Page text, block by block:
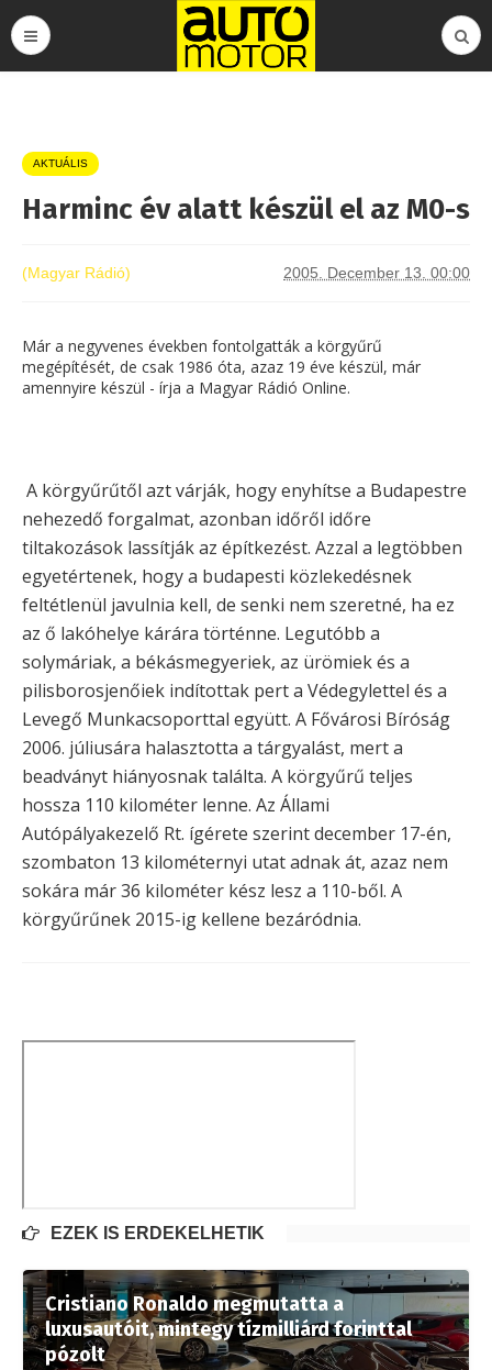
AKTUÁLIS
Harminc év alatt készül el az M0-s
(Magyar Rádió) 2005. December 13. 00:00
Már a negyvenes években fontolgatták a körgyűrű
megépítését, de csak 1986 óta, azaz 19 éve készül, már
amennyire készül - írja a Magyar Rádió Online.
A körgyűrűtől azt várják, hogy enyhítse a Budapestre
nehezedő forgalmat, azonban időről időre
tiltakozások lassítják az építkezést. Azzal a legtöbben
egyetértenek, hogy a budapesti közlekedésnek
feltétlenül javulnia kell, de senki nem szeretné, ha ez
az ő lakóhelye kárára történne. Legutóbb a
solymáriak, a békásmegyeriek, az ürömiek és a
pilisborosjenőiek indítottak pert a Védegylettel és a
Levegő Munkacsoporttal együtt. A Fővárosi Bíróság
2006. júliusára halasztotta a tárgyalást, mert a
beadványt hiányosnak találta. A körgyűrű teljes
hossza 110 kilométer lenne. Az Állami
Autópályakezelő Rt. ígérete szerint december 17-én,
szombaton 13 kilométernyi utat adnak át, azaz nem
sokára már 36 kilométer kész lesz a 110-ből. A
körgyűrűnek 2015-ig kellene bezáródnia.
EZEK IS ÉRDEKELHETIK
Cristiano Ronaldo megmutatta a
luxusautóit, mintegy tízmilliárd forinttal
pózolt